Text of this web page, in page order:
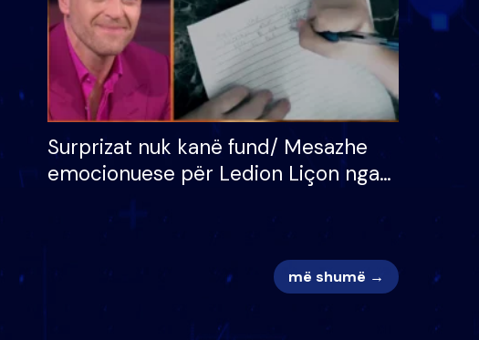
Surprizat nuk kanë fund/ Mesazhe
emocionuese për Ledion Liçon nga
më shumë →